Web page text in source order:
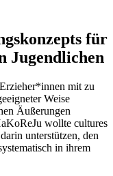
für
Jugendlichen
mit zu
Weise
Äußerungen
wollte cultures
unterstützen, den
in ihrem